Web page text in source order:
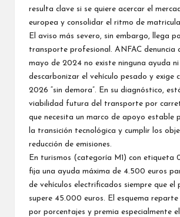
resulta clave si se quiere acercar el
europea y consolidar el ritmo de
El aviso más severo, sin embargo, llega
transporte profesional. ANFAC denuncia
mayo de 2024 no existe ninguna ayuda
descarbonizar el vehículo pesado y exige
2026 “sin demora”. En su diagnóstico,
viabilidad futura del transporte por
que necesita un marco de apoyo estable
la transición tecnológica y cumplir los
reducción de emisiones.
En turismos (categoría M1) con etiqueta
fija una ayuda máxima de 4.500 euros
de vehículos electrificados siempre que el
supere 45.000 euros. El esquema reparte
por porcentajes y premia especialmente